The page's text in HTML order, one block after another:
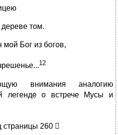
дереве том.
мой Бог из богов,
12
внимания аналогию
легенде о встрече Мусы и
страницы 260 